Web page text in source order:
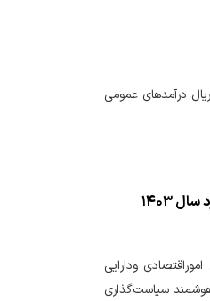
استان مازندران اعلام نمود: طی نه ماهه سالجاری مبلغی حدود۱۳۰ هزار و ۲۴۰ میلیارد ریال درآمدهای عمومی
تقدیر از مدیرکل اموراقتصادی ودارایی مازندران به جهت کسب رتبه برتر معاونت اقتصادی اداره کل در ارزیابی عملکرد سال ۱۴۰۳
ودارایی
هوشمند سیاست‌گذاری